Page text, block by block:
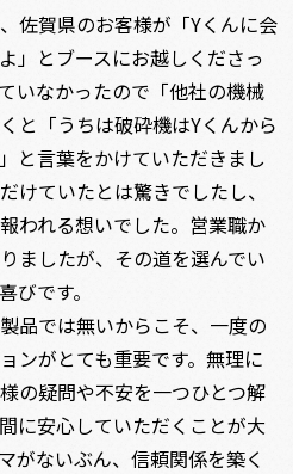
佐賀県のお客様が「Yくんに会
」とブースにお越しくださっ
いなかったので「他社の機械
と「うちは破砕機はYくんから
と言葉をかけていただきまし
けていたとは驚きでしたし、
われる想いでした。営業職か
ましたが、その道を選んでい
びです。
品では無いからこそ、一度の
ンがとても重要です。無理に
の疑問や不安を一つひとつ解
に安心していただくことが大
がないぶん、信頼関係を築く